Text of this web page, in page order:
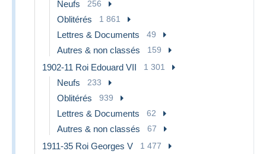
Neufs 256
Oblitérés 1 861
Lettres & Documents 49
Autres & non classés 159
1902-11 Roi Edouard VII 1 301
Neufs 233
Oblitérés 939
Lettres & Documents 62
Autres & non classés 67
1911-35 Roi Georges V 1 477